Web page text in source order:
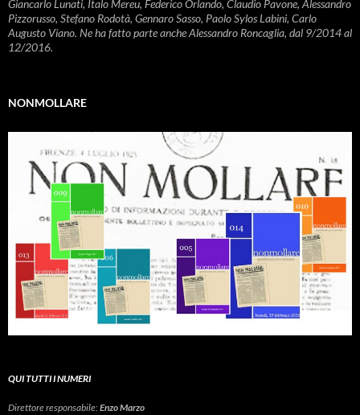
Giancarlo Lunati, Italo Mereu, Federico Orlando, Claudio Pavone, Alessandro
Pizzorusso, Stefano Rodotà, Gennaro Sasso, Paolo Sylos Labini, Carlo
Augusto Viano. Ne ha fatto parte anche Alessandro Roncaglia, dal 9/2014 al
12/2016.
NONMOLLARE
QUI TUTTI I NUMERI
Direttore responsabile:Enzo Marzo